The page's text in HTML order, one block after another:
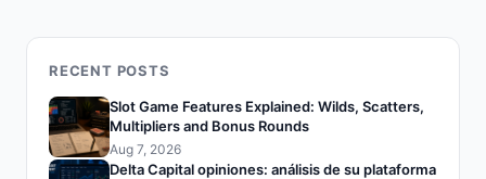
RECENT POSTS
Slot Game Features Explained: Wilds, Scatters,
Multipliers and Bonus Rounds
Aug 7, 2026
Delta Capital opiniones: análisis de su plataforma